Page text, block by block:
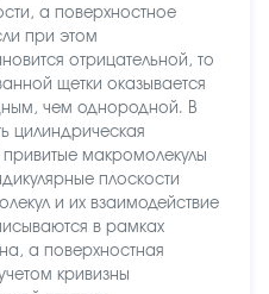
а поверхностное
при этом
отрицательной, то
щетки оказывается
чем однородной. В
цилиндрическая
макромолекулы
плоскости
и их взаимодействие
в рамках
а поверхностная
кривизны